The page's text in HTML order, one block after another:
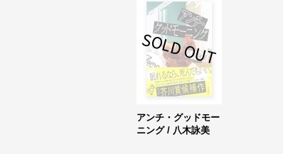
アンチ・グッドモー
ニング / 八木詠美